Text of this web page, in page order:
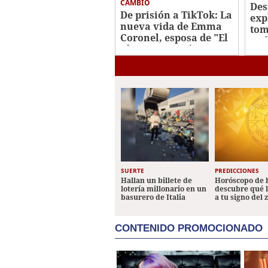
CAMBIO
De prisión a TikTok: La
nueva vida de Emma
Coronel, esposa de "El
Chapo" Guzmán
SUERTE
Hallan un billete de
lotería millonario en un
basurero de Italia
PREDICCIONES
Horóscopo de
descubre qué
a tu signo del
CONTENIDO PROMOCIONADO